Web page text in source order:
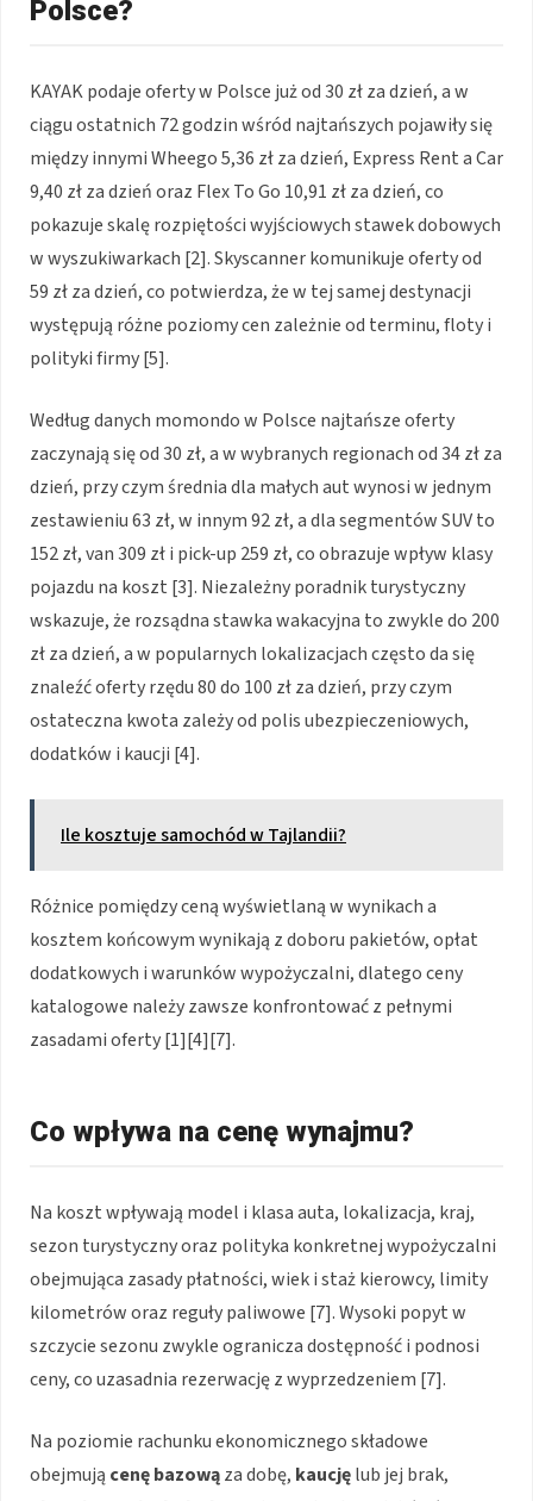
Polsce?
KAYAK podaje oferty w Polsce już od 30 zł za dzień, a w
ciągu ostatnich 72 godzin wśród najtańszych pojawiły się
między innymi Wheego 5,36 zł za dzień, Express Rent a Car
9,40 zł za dzień oraz Flex To Go 10,91 zł za dzień, co
pokazuje skalę rozpiętości wyjściowych stawek dobowych
w wyszukiwarkach [2]. Skyscanner komunikuje oferty od
59 zł za dzień, co potwierdza, że w tej samej destynacji
występują różne poziomy cen zależnie od terminu, floty i
polityki firmy [5].
Według danych momondo w Polsce najtańsze oferty
zaczynają się od 30 zł, a w wybranych regionach od 34 zł za
dzień, przy czym średnia dla małych aut wynosi w jednym
zestawieniu 63 zł, w innym 92 zł, a dla segmentów SUV to
152 zł, van 309 zł i pick-up 259 zł, co obrazuje wpływ klasy
pojazdu na koszt [3]. Niezależny poradnik turystyczny
wskazuje, że rozsądna stawka wakacyjna to zwykle do 200
zł za dzień, a w popularnych lokalizacjach często da się
znaleźć oferty rzędu 80 do 100 zł za dzień, przy czym
ostateczna kwota zależy od polis ubezpieczeniowych,
dodatków i kaucji [4].
Ile kosztuje samochód w Tajlandii?
Różnice pomiędzy ceną wyświetlaną w wynikach a
kosztem końcowym wynikają z doboru pakietów, opłat
dodatkowych i warunków wypożyczalni, dlatego ceny
katalogowe należy zawsze konfrontować z pełnymi
zasadami oferty [1][4][7].
Co wpływa na cenę wynajmu?
Na koszt wpływają model i klasa auta, lokalizacja, kraj,
sezon turystyczny oraz polityka konkretnej wypożyczalni
obejmująca zasady płatności, wiek i staż kierowcy, limity
kilometrów oraz reguły paliwowe [7]. Wysoki popyt w
szczycie sezonu zwykle ogranicza dostępność i podnosi
ceny, co uzasadnia rezerwację z wyprzedzeniem [7].
Na poziomie rachunku ekonomicznego składowe
obejmują cenę bazowąza dobę, kaucjęlub jej brak,